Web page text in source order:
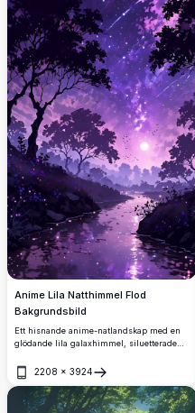
Anime Lila Natthimmel Flod
Bakgrundsbild
Ett hisnande anime-natlandskap med en
glödande lila galaxhimmel, siluetterade
flod. Perfekt 4K-bakgrundsbild i hög
upplösning för fantasy- och anime-
älskare.
2208 × 3924
Öppna